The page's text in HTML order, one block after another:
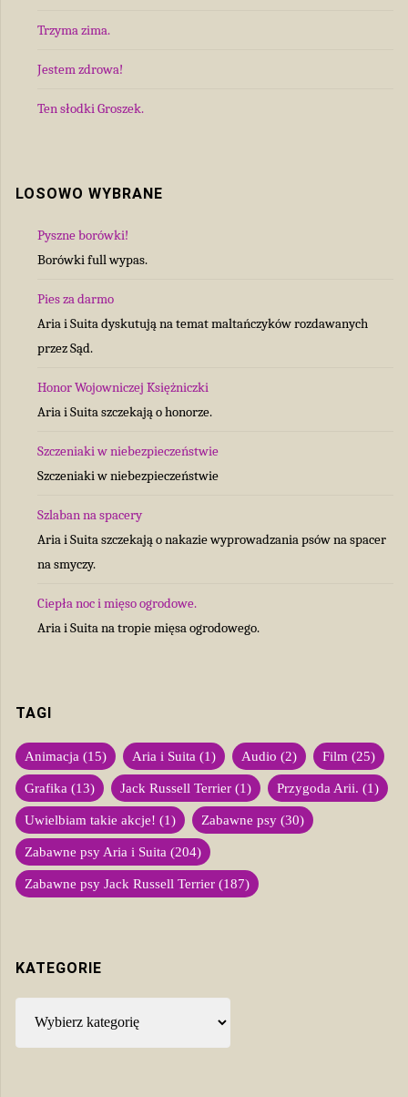
Trzyma zima.
Jestem zdrowa!
Ten słodki Groszek.
LOSOWO WYBRANE
Pyszne borówki!
Borówki full wypas.
Pies za darmo
Aria i Suita dyskutują na temat maltańczyków rozdawanych
przez Sąd.
Honor Wojowniczej Księżniczki
Aria i Suita szczekają o honorze.
Szczeniaki w niebezpieczeństwie
Szczeniaki w niebezpieczeństwie
Szlaban na spacery
Aria i Suita szczekają o nakazie wyprowadzania psów na spacer
na smyczy.
Ciepła noc i mięso ogrodowe.
Aria i Suita na tropie mięsa ogrodowego.
TAGI
Animacja (15) Aria i Suita (1) Audio (2) Film (25)
Grafika (13) Jack Russell Terrier (1) Przygoda Arii. (1)
Uwielbiam takie akcje! (1) Zabawne psy (30)
Zabawne psy Aria i Suita (204)
Zabawne psy Jack Russell Terrier (187)
KATEGORIE